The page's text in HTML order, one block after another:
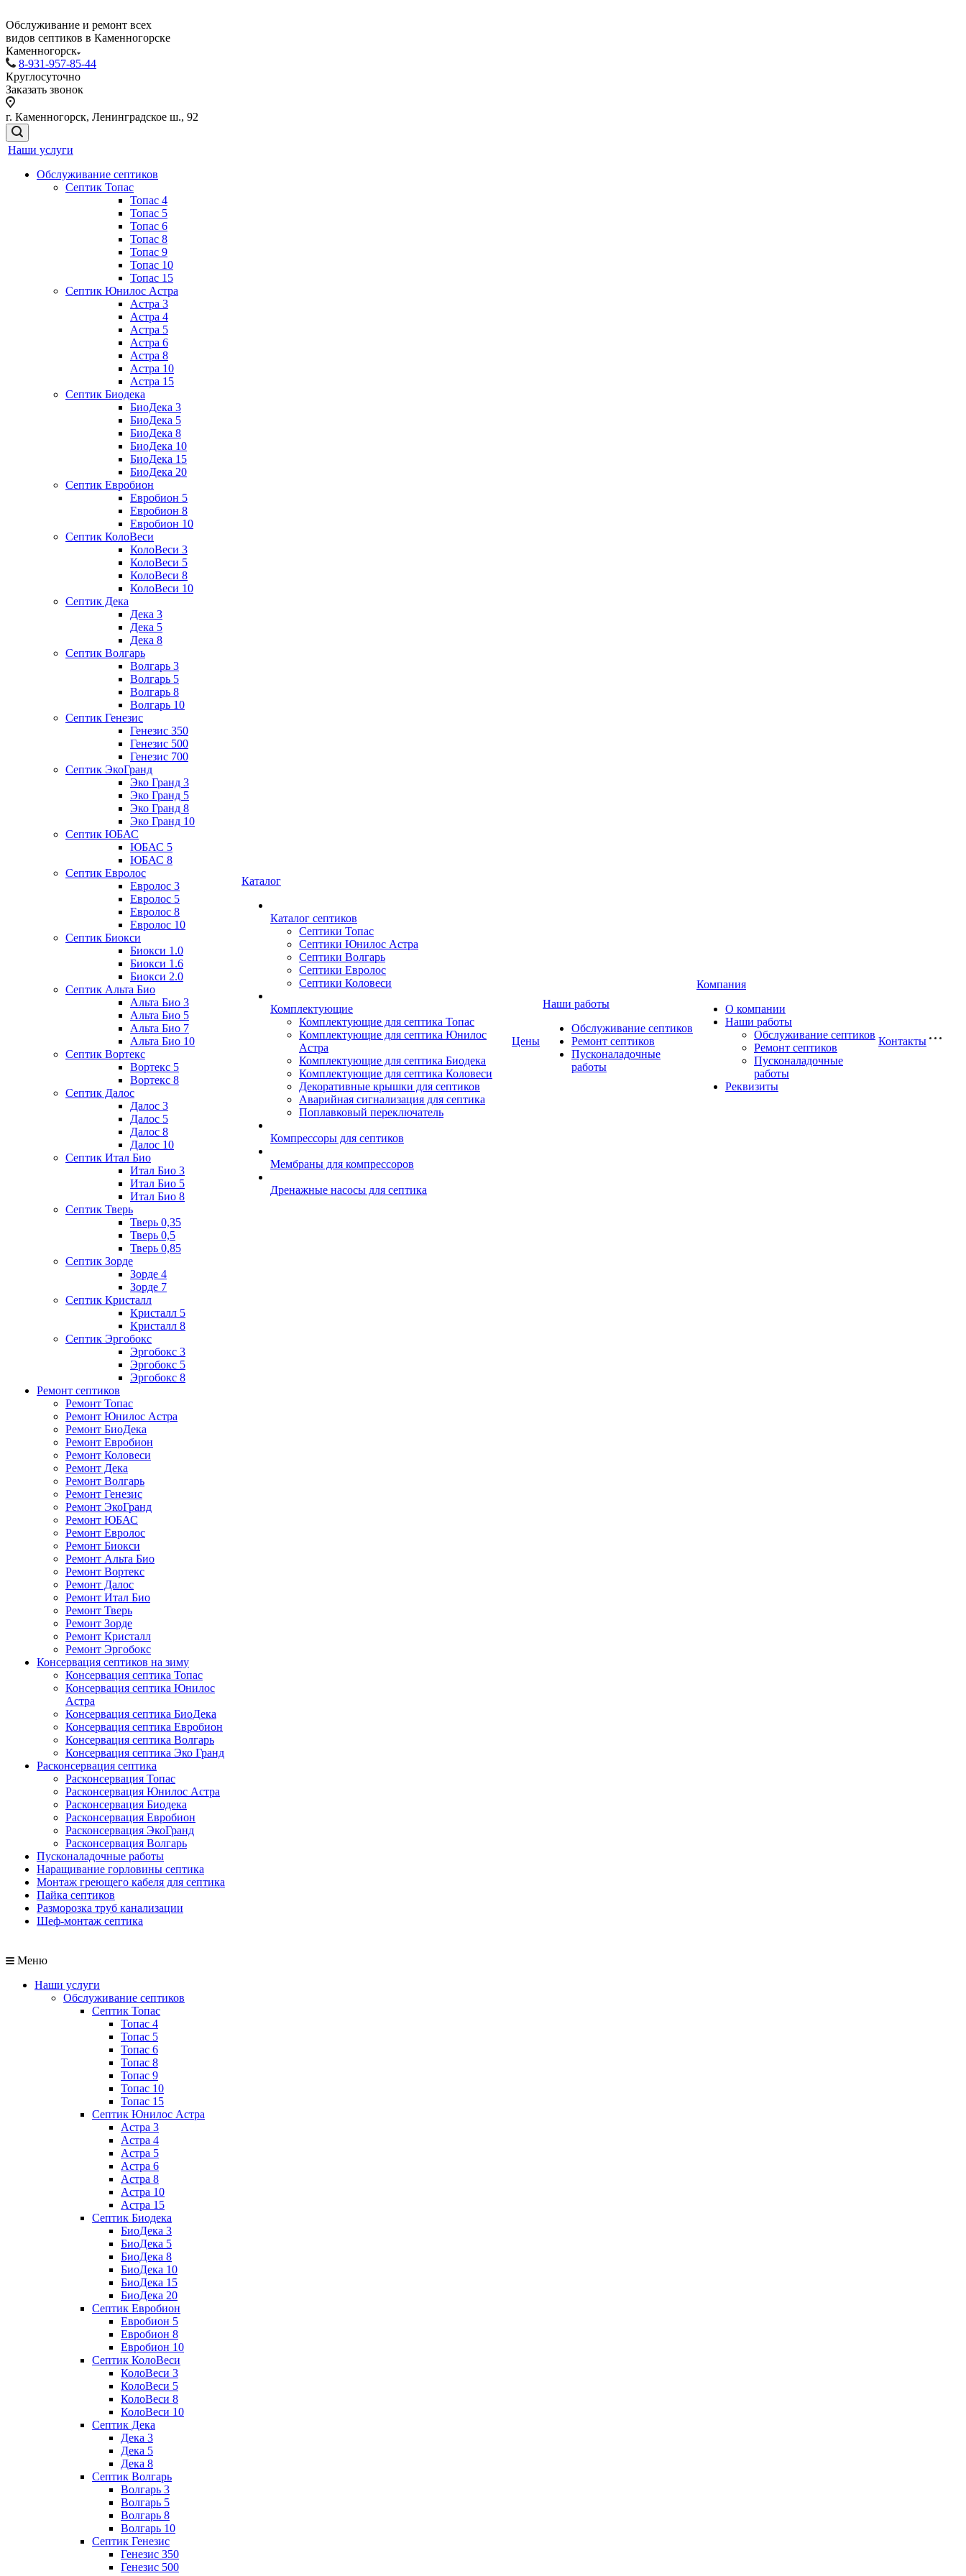
Обслуживание и ремонт всех
видов септиков в Каменногорске
Каменногорск
8-931-957-85-44
Круглосуточно
Заказать звонок
г. Каменногорск, Ленинградское ш., 92
Наши услуги
Обслуживание септиков
Септик Топас
Топас 4
Топас 5
Топас 6
Топас 8
Топас 9
Топас 10
Топас 15
Септик Юнилос Астра
Астра 3
Астра 4
Астра 5
Астра 6
Астра 8
Астра 10
Астра 15
Септик Биодека
БиоДека 3
БиоДека 5
БиоДека 8
БиоДека 10
БиоДека 15
БиоДека 20
Септик Евробион
Евробион 5
Евробион 8
Евробион 10
Септик КолоВеси
КолоВеси 3
КолоВеси 5
КолоВеси 8
КолоВеси 10
Септик Дека
Дека 3
Дека 5
Дека 8
Септик Волгарь
Волгарь 3
Волгарь 5
Волгарь 8
Волгарь 10
Септик Генезис
Генезис 350
Генезис 500
Генезис 700
Септик ЭкоГранд
Эко Гранд 3
Эко Гранд 5
Эко Гранд 8
Эко Гранд 10
Септик ЮБАС
ЮБАС 5
ЮБАС 8
Септик Евролос
Евролос 3
Евролос 5
Евролос 8
Евролос 10
Септик Биокси
Биокси 1.0
Биокси 1.6
Биокси 2.0
Септик Альта Био
Альта Био 3
Альта Био 5
Альта Био 7
Альта Био 10
Септик Вортекс
Вортекс 5
Вортекс 8
Септик Далос
Далос 3
Далос 5
Далос 8
Далос 10
Септик Итал Био
Итал Био 3
Итал Био 5
Итал Био 8
Септик Тверь
Тверь 0,35
Тверь 0,5
Тверь 0,85
Септик Зорде
Зорде 4
Зорде 7
Септик Кристалл
Кристалл 5
Кристалл 8
Септик Эргобокс
Эргобокс 3
Эргобокс 5
Эргобокс 8
Ремонт септиков
Ремонт Топас
Ремонт Юнилос Астра
Ремонт БиоДека
Ремонт Евробион
Ремонт Коловеси
Ремонт Дека
Ремонт Волгарь
Ремонт Генезис
Ремонт ЭкоГранд
Ремонт ЮБАС
Ремонт Евролос
Ремонт Биокси
Ремонт Альта Био
Ремонт Вортекс
Ремонт Далос
Ремонт Итал Био
Ремонт Тверь
Ремонт Зорде
Ремонт Кристалл
Ремонт Эргобокс
Консервация септиков на зиму
Консервация септика Топас
Консервация септика Юнилос
Астра
Консервация септика БиоДека
Консервация септика Евробион
Консервация септика Волгарь
Консервация септика Эко Гранд
Расконсервация септика
Расконсервация Топас
Расконсервация Юнилос Астра
Расконсервация Биодека
Расконсервация Евробион
Расконсервация ЭкоГранд
Расконсервация Волгарь
Пусконаладочные работы
Наращивание горловины септика
Монтаж греющего кабеля для септика
Пайка септиков
Разморозка труб канализации
Шеф-монтаж септика
Каталог
Каталог септиков
Септики Топас
Септики Юнилос Астра
Септики Волгарь
Септики Евролос
Септики Коловеси
Комплектующие
Комплектующие для септика Топас
Комплектующие для септика Юнилос
Астра
Комплектующие для септика Биодека
Комплектующие для септика Коловеси
Декоративные крышки для септиков
Аварийная сигнализация для септика
Поплавковый переключатель
Компрессоры для септиков
Мембраны для компрессоров
Дренажные насосы для септика
Цены
Наши работы
Обслуживание септиков
Ремонт септиков
Пусконаладочные
работы
Компания
О компании
Наши работы
Обслуживание септиков
Ремонт септиков
Пусконаладочные
работы
Реквизиты
Контакты
Меню
Наши услуги
Обслуживание септиков
Септик Топас
Топас 4
Топас 5
Топас 6
Топас 8
Топас 9
Топас 10
Топас 15
Септик Юнилос Астра
Астра 3
Астра 4
Астра 5
Астра 6
Астра 8
Астра 10
Астра 15
Септик Биодека
БиоДека 3
БиоДека 5
БиоДека 8
БиоДека 10
БиоДека 15
БиоДека 20
Септик Евробион
Евробион 5
Евробион 8
Евробион 10
Септик КолоВеси
КолоВеси 3
КолоВеси 5
КолоВеси 8
КолоВеси 10
Септик Дека
Дека 3
Дека 5
Дека 8
Септик Волгарь
Волгарь 3
Волгарь 5
Волгарь 8
Волгарь 10
Септик Генезис
Генезис 350
Генезис 500